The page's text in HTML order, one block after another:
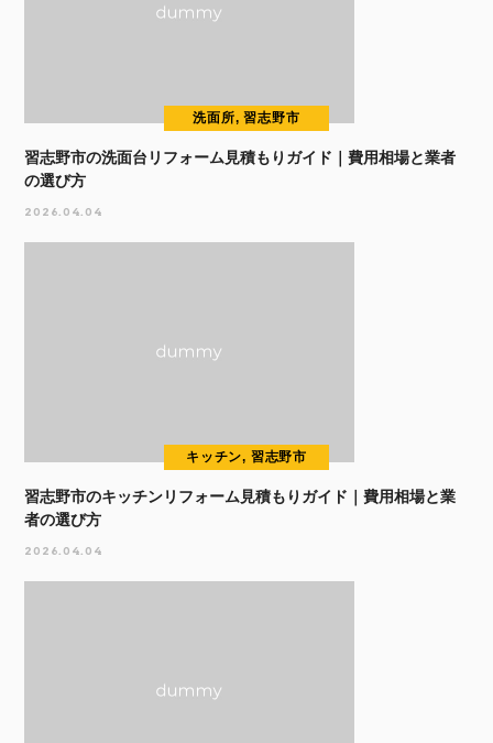
洗面所, 習志野市
習志野市の洗面台リフォーム見積もりガイド｜費用相場と業者
の選び方
2026.04.04
キッチン, 習志野市
習志野市のキッチンリフォーム見積もりガイド｜費用相場と業
者の選び方
2026.04.04